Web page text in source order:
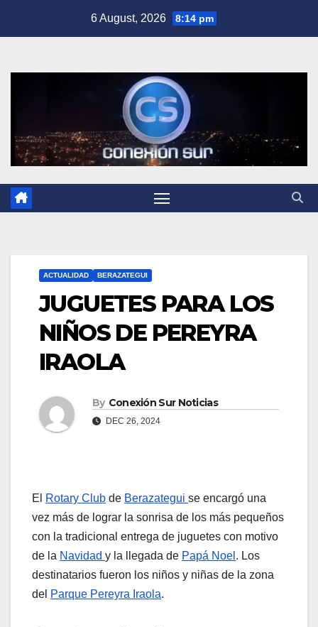
6 August, 2026 8:14 pm
ACTUALIDAD BERAZATEGUI
JUGUETES PARA LOS
NIÑOS DE PEREYRA
IRAOLA
By Conexión Sur Noticias
DEC 26, 2024
El Rotary Club de Berazategui se encargó una
vez más de lograr la sonrisa de los más pequeños
con la tradicional entrega de juguetes con motivo
de la Navidad y la llegada de Papá Noel . Los
destinatarios fueron los niños y niñas de la zona
del Parque Pereyra Iraola.